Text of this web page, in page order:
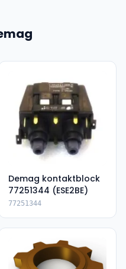
Demag kontaktblock
77251344 (ESE2BE)
77251344